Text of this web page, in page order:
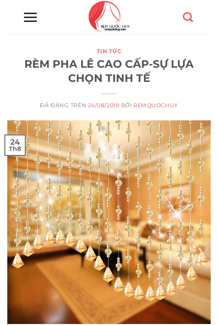
TIN TỨC
RÈM PHA LÊ CAO CẤP-SỰ LỰA
CHỌN TINH TẾ
ĐÃ ĐĂNG TRÊN 24/08/2019 BỞI REMQUOCHUY
24
Th8